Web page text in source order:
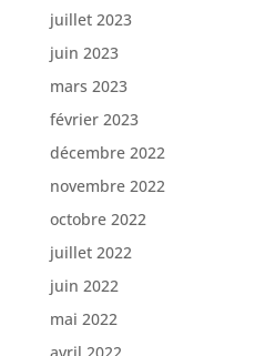
juillet 2023
juin 2023
mars 2023
février 2023
décembre 2022
novembre 2022
octobre 2022
juillet 2022
juin 2022
mai 2022
avril 2022